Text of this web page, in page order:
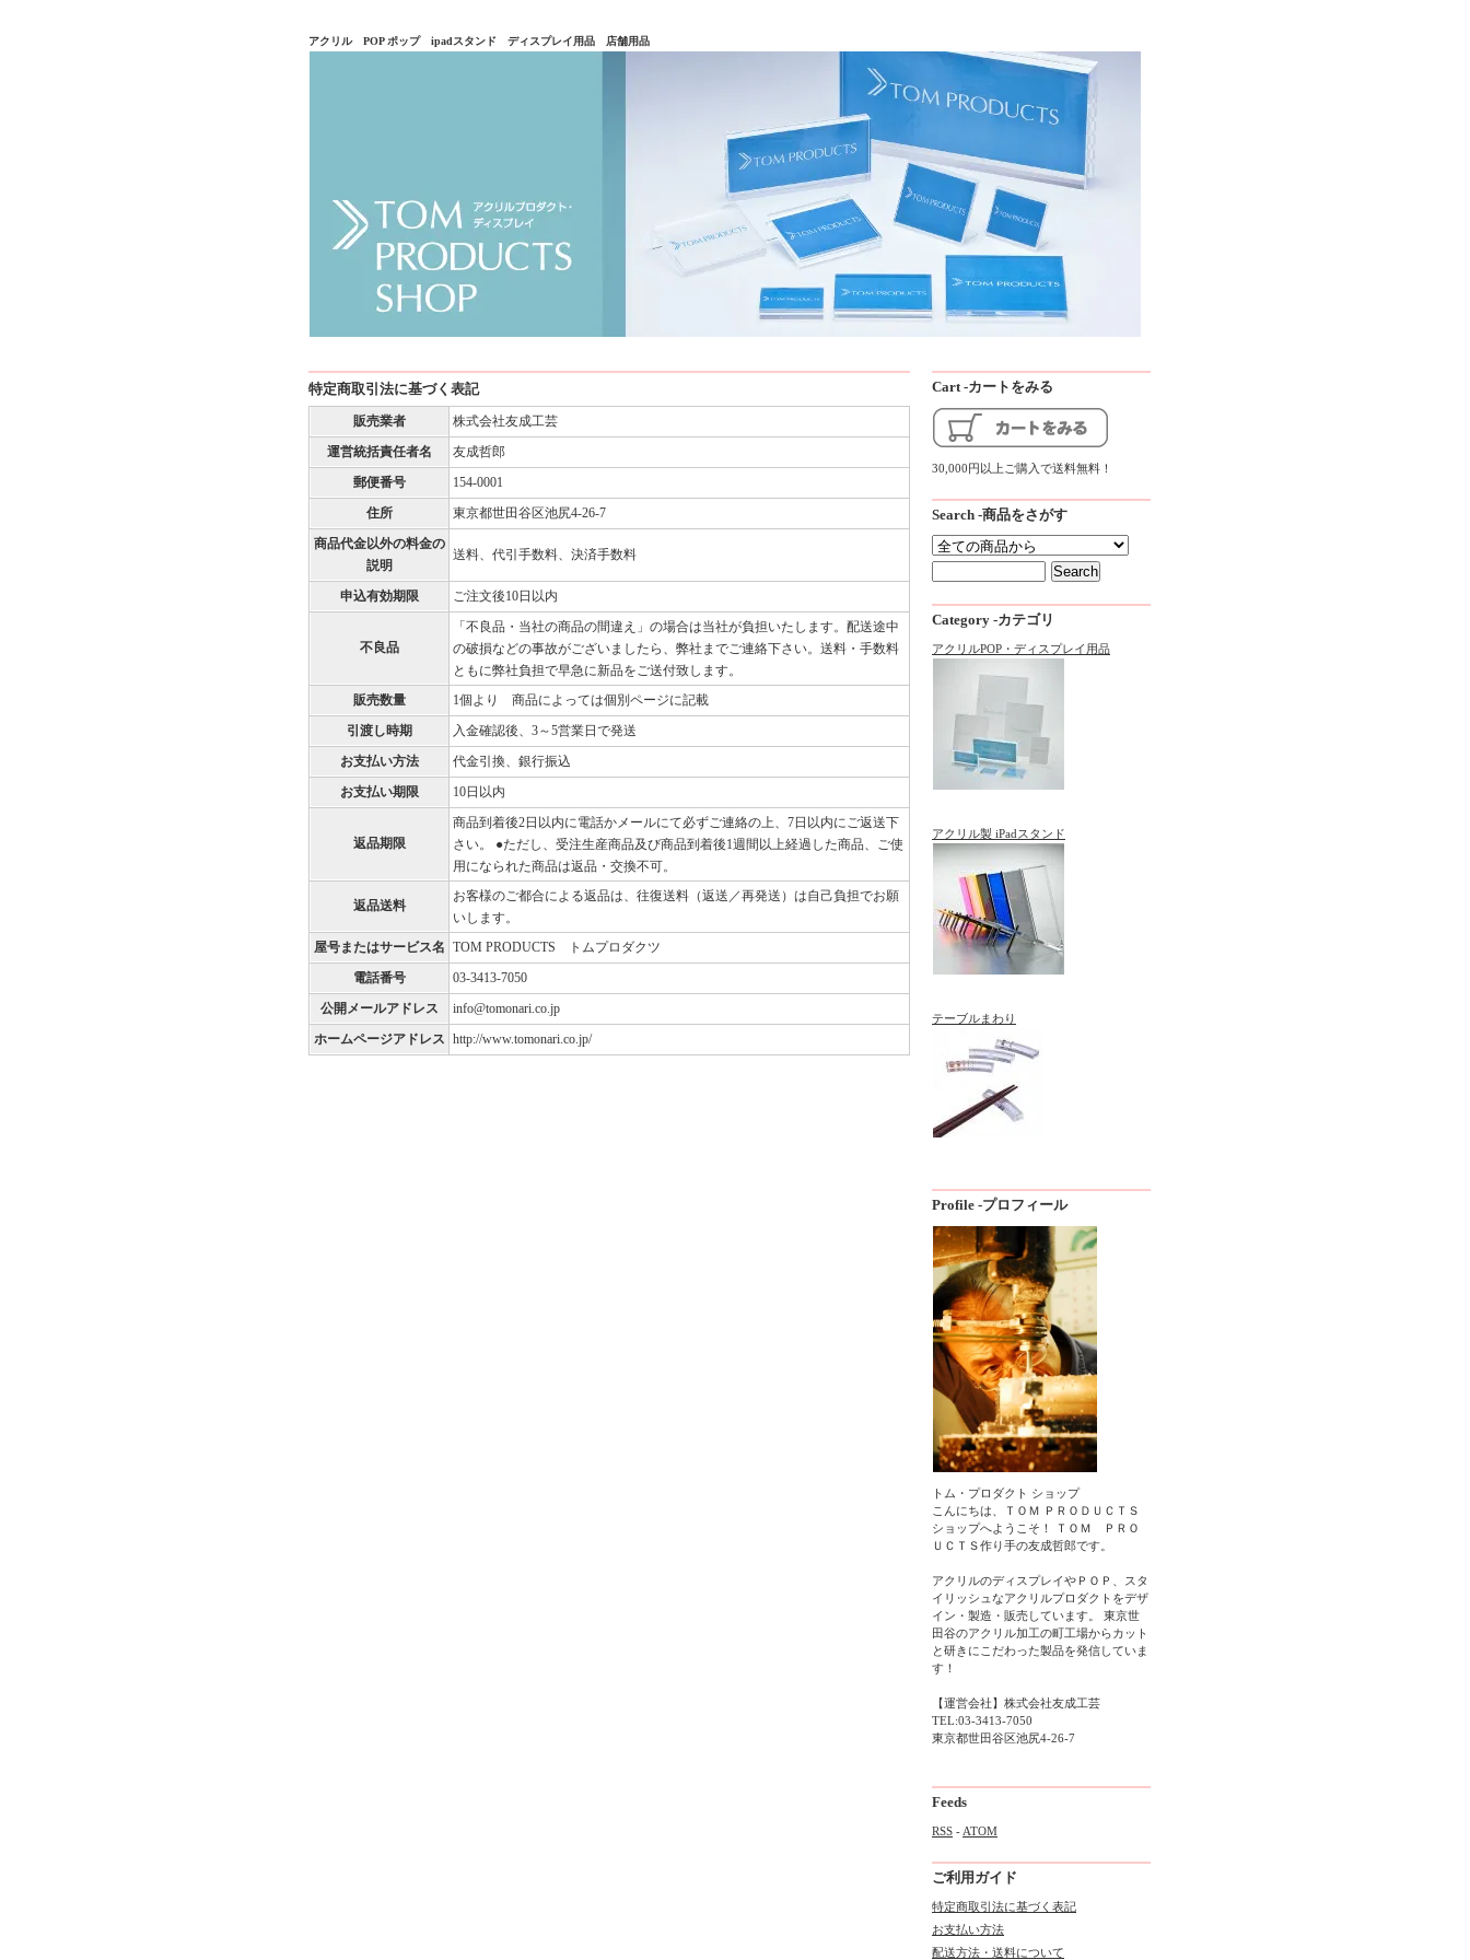
アクリル POP ポップ ipadスタンド ディスプレイ用品 店舗用品
特定商取引法に基づく表記
販売業者
株式会社友成工芸
運営統括責任者名
友成哲郎
郵便番号
154-0001
住所
東京都世田谷区池尻4-26-7
商品代金以外の料金の
説明
送料、代引手数料、決済手数料
申込有効期限 ご注文後10日以内
不良品
「不良品・当社の商品の間違え」の場合は当社が負担いたします。配送途中
の破損などの事故がございましたら、弊社までご連絡下さい。送料・手数料
ともに弊社負担で早急に新品をご送付致します。
販売数量
1個より 商品によっては個別ページに記載
引渡し時期
入金確認後、3～5営業日で発送
お支払い方法
代金引換、銀行振込
お支払い期限
10日以内
返品期限
商品到着後2日以内に電話かメールにて必ずご連絡の上、7日以内にご返送下
さい。 ●ただし、受注生産商品及び商品到着後1週間以上経過した商品、ご使
用になられた商品は返品・交換不可。
返品送料
お客様のご都合による返品は、往復送料（返送／再発送）は自己負担でお願
いします。
屋号またはサービス名 TOM PRODUCTS トムプロダクツ
電話番号
03-3413-7050
公開メールアドレス
info@tomonari.co.jp
ホームページアドレス http://www.tomonari.co.jp/
Cart -カートをみる
30,000円以上ご購入で送料無料！
Search -商品をさがす
Category -カテゴリ
アクリルPOP・ディスプレイ用品
アクリル製 iPadスタンド
テーブルまわり
Profile -プロフィール
トム・プロダクト ショップ
こんにちは、ＴＯＭ ＰＲＯＤＵＣＴＳ
ショップへようこそ！ ＴＯＭ ＰＲＯ
ＵＣＴＳ作り手の友成哲郎です。
アクリルのディスプレイやＰＯＰ、スタ
イリッシュなアクリルプロダクトをデザ
イン・製造・販売しています。 東京世
田谷のアクリル加工の町工場からカット
と研きにこだわった製品を発信していま
す！
【運営会社】株式会社友成工芸
TEL:03-3413-7050
東京都世田谷区池尻4-26-7
Feeds
RSS - ATOM
ご利用ガイド
特定商取引法に基づく表記
お支払い方法
配送方法・送料について